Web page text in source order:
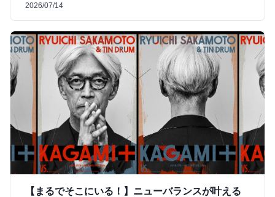
2026/07/14
【まるでそこにいる！】ニューバランスが叶える